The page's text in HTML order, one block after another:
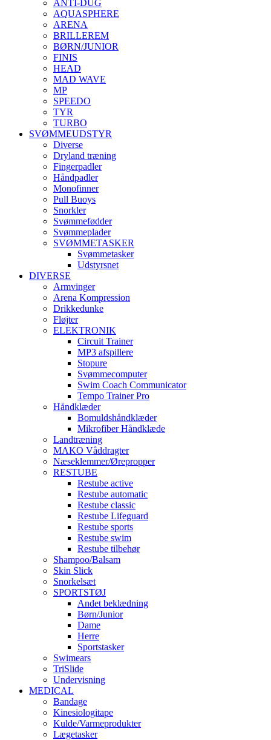
ANTI-DUG
AQUASPHERE
ARENA
BRILLEREM
BØRN/JUNIOR
FINIS
HEAD
MAD WAVE
MP
SPEEDO
TYR
TURBO
SVØMMEUDSTYR
Diverse
Dryland træning
Fingerpadler
Håndpadler
Monofinner
Pull Buoys
Snorkler
Svømmefødder
Svømmeplader
SVØMMETASKER
Svømmetasker
Udstyrsnet
DIVERSE
Armvinger
Arena Kompression
Drikkedunke
Fløjter
ELEKTRONIK
Circuit Trainer
MP3 afspillere
Stopure
Svømmecomputer
Swim Coach Communicator
Tempo Trainer Pro
Håndklæder
Bomuldshåndklæder
Mikrofiber Håndklæde
Landtræning
MAKO Våddragter
Næseklemmer/Ørepropper
RESTUBE
Restube active
Restube automatic
Restube classic
Restube Lifeguard
Restube sports
Restube swim
Restube tilbehør
Shampoo/Balsam
Skin Slick
Snorkelsæt
SPORTSTØJ
Andet beklædning
Børn/Junior
Dame
Herre
Sportstasker
Swimears
TriSlide
Undervisning
MEDICAL
Bandage
Kinesiologitape
Kulde/Varmeprodukter
Lægetasker